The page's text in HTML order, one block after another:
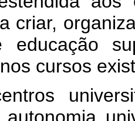
criar,
educação
cursos